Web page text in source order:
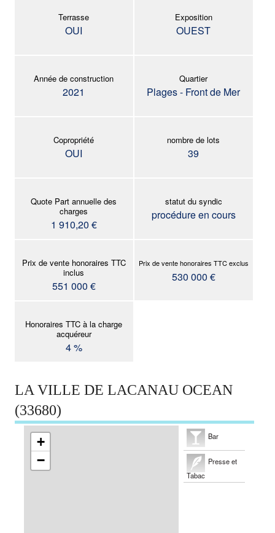
Terrasse
OUI
Exposition
OUEST
Année de construction
2021
Quartier
Plages - Front de Mer
Copropriété
OUI
nombre de lots
39
Quote Part annuelle des
charges
1 910,20 €
statut du syndic
procédure en cours
Prix de vente honoraires TTC
inclus
551 000 €
Prix de vente honoraires TTC exclus
530 000 €
Honoraires TTC à la charge
acquéreur
4 %
LA VILLE DE LACANAU OCEAN
(33680)
+
−
Bar
Presse et
Tabac